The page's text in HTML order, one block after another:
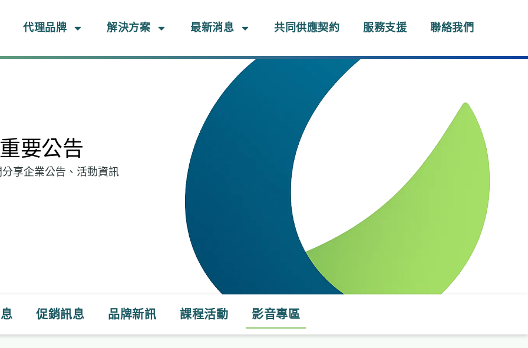
代理品牌 解決方案 最新消息 共同供應契約 服務支援 聯絡我們
要公告
享企業公告、活動資訊
促銷訊息 品牌新訊 課程活動 影音專區